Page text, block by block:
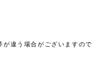
違う場合がございますので